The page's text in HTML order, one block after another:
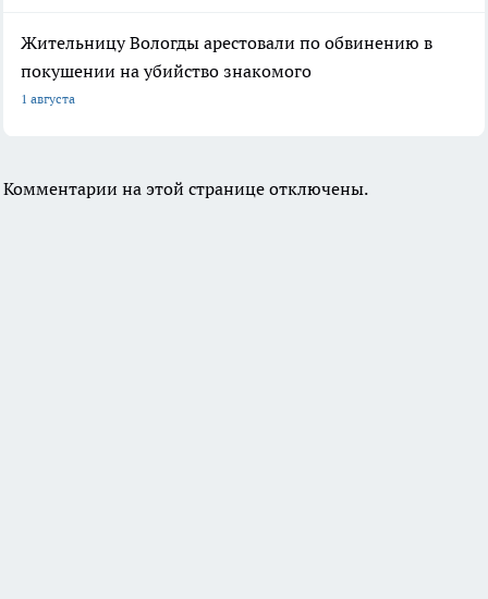
Жительницу Вологды арестовали по обвинению в
покушении на убийство знакомого
1 августа
Комментарии на этой странице отключены.